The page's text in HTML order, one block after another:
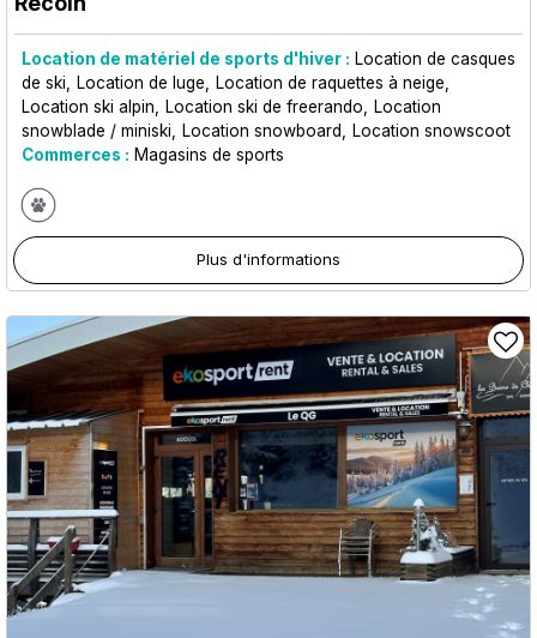
Location de matériel de sports d'hiver : Location de casques
de ski
Location de luge
Location de raquettes à neige
Location ski alpin
Location ski de freerando
Location
snowblade / miniski
Location snowboard
Location snowscoot
Commerces : Magasins de sports
Plus d'informations